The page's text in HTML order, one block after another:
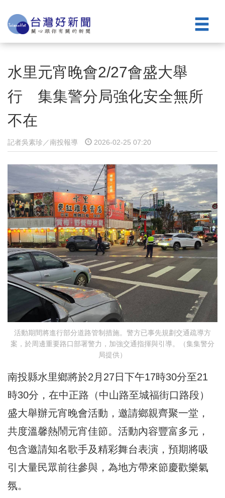
水里元宵晚會2/27會盛大舉
行 集集警分局強化安全無所
不在
記者吳素珍／南投報導 2026-02-25 07:20
活動期間將進行部分道路管制措施。警方已事先規劃交通疏導方
案，於周邊重要路口部署警力，加強交通指揮與引導。（集集警分
局提供）
南投縣水里鄉將於2月27日下午17時30分至21
時30分，在中正路（中山路至城福街口路段）
盛大舉辦元宵晚會活動，邀請鄉親齊聚一堂，
共度溫馨熱鬧元宵佳節。活動內容豐富多元，
包含邀請知名歌手及精彩舞台表演，預期將吸
引大量民眾前往參與，為地方帶來節慶歡樂氣
氛。